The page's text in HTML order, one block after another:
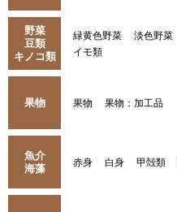
野菜
豆類
キノコ類
緑黄色野菜 淡色野菜
イモ類
果物 果物 果物：加工品
魚介
海藻
赤身 白身 甲殻類